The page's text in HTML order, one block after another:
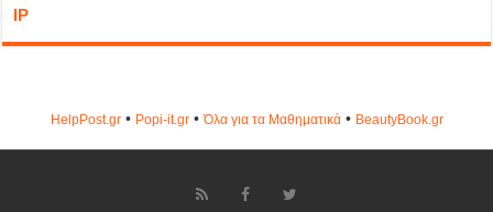
IP
HelpPost.gr• Popi-it.gr•Όλα για τα Μαθηματικά• ΒeautyΒook.gr